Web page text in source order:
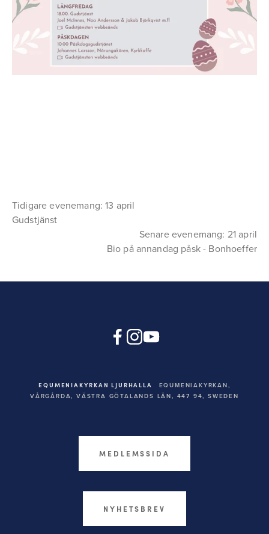
Tidigare evenemang: 13 april
Gudstjänst
Senare evenemang: 21 april
Bio på annandag påsk - Bonhoeffer
EQUMENIAKYRKAN LJURHALLA
EQUMENIAKYRKAN,
VÅRGÅRDA, VÄSTRA GÖTALANDS LÄN, 447 94, SWEDEN
MEDLEMSSIDA
NYHETSBREV